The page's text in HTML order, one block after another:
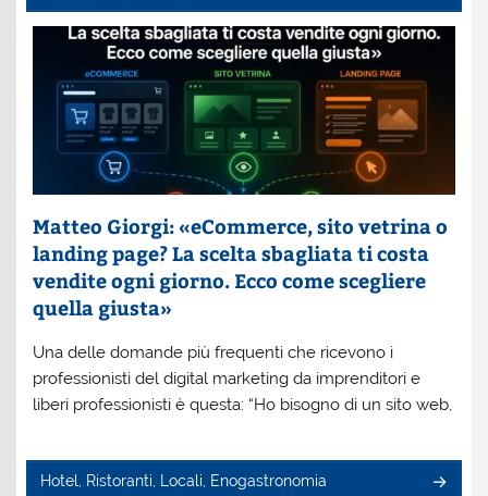
Matteo Giorgi: «eCommerce, sito vetrina o
landing page? La scelta sbagliata ti costa
vendite ogni giorno. Ecco come scegliere
quella giusta»
Una delle domande più frequenti che ricevono i
professionisti del digital marketing da imprenditori e
liberi professionisti è questa: “Ho bisogno di un sito web,
Hotel, Ristoranti, Locali, Enogastronomia